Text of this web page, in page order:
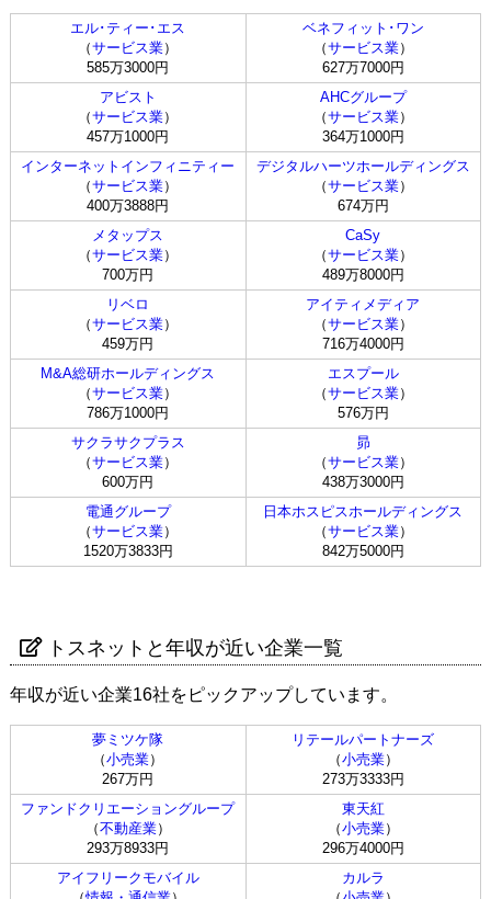
エル･ティー･エス
（サービス業）
585万3000円
ベネフィット･ワン
（サービス業）
627万7000円
アビスト
（サービス業）
457万1000円
AHCグループ
（サービス業）
364万1000円
インターネットインフィニティー
（サービス業）
400万3888円
デジタルハーツホールディングス
（サービス業）
674万円
メタップス
（サービス業）
700万円
CaSy
（サービス業）
489万8000円
リベロ
（サービス業）
459万円
アイティメディア
（サービス業）
716万4000円
M&A総研ホールディングス
（サービス業）
786万1000円
エスプール
（サービス業）
576万円
サクラサクプラス
（サービス業）
600万円
昴
（サービス業）
438万3000円
電通グループ
（サービス業）
1520万3833円
日本ホスピスホールディングス
（サービス業）
842万5000円
トスネットと年収が近い企業一覧
年収が近い企業16社をピックアップしています。
夢ミツケ隊
（小売業）
267万円
リテールパートナーズ
（小売業）
273万3333円
ファンドクリエーショングループ
（不動産業）
293万8933円
東天紅
（小売業）
296万4000円
アイフリークモバイル
カルラ